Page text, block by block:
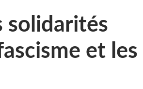
soli­da­ri­tés
et les